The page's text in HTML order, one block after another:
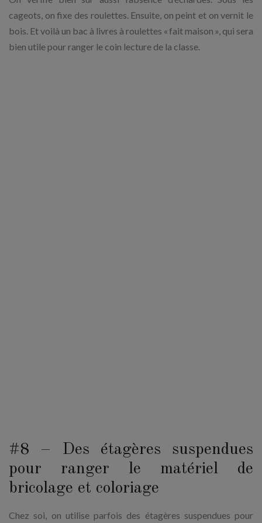
cageots, on fixe des roulettes. Ensuite, on peint et on vernit le
bois. Et voilà un bac à livres à roulettes « fait maison », qui sera
bien utile pour ranger le coin lecture de la classe.
#8 – Des étagères suspendues
pour ranger le matériel de
bricolage et coloriage
Chez soi, on utilise parfois des étagères suspendues pour